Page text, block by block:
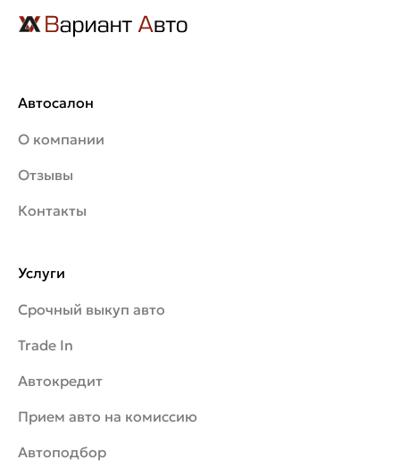
Автосалон
О компании
Отзывы
Контакты
Услуги
Срочный выкуп авто
Trade In
Автокредит
Прием авто на комиссию
Автоподбор